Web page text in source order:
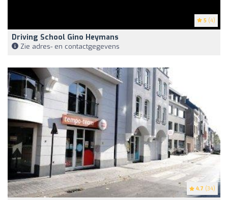
5 (4)
Driving School Gino Heymans
Zie adres- en contactgegevens
4.7 (34)